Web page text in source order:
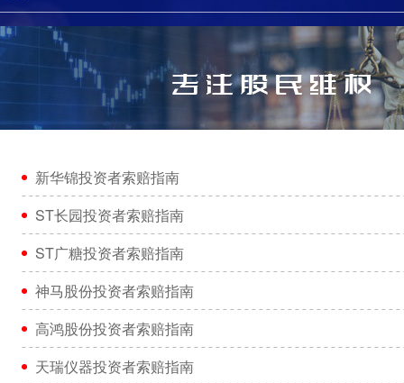
新华锦投资者索赔指南
ST长园投资者索赔指南
ST广糖投资者索赔指南
神马股份投资者索赔指南
高鸿股份投资者索赔指南
天瑞仪器投资者索赔指南